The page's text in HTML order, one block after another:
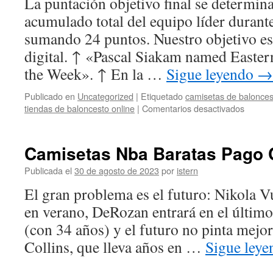
acumulado total del equipo líder
sumando 24 puntos. Nuestro objetivo
digital. ↑ «Pascal Siakam named
the Week». ↑ En la … Sigue leyendo →
Publicado en Uncategorized | Etiquetadocamisetas de
tiendas de baloncesto online | Comentarios desactivadosen
Camisetas Nba Baratas
Publicada el 30 de agosto de 2023 por istern
El gran problema es el futuro: Nikola
en verano, DeRozan entrará en el
(con 34 años) y el futuro no pinta
Collins, que lleva años en … Sigue